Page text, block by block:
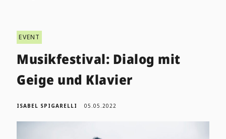
EVENT
Musikfestival: Dialog mit
Geige und Klavier
ISABEL SPIGARELLI 05.05.2022